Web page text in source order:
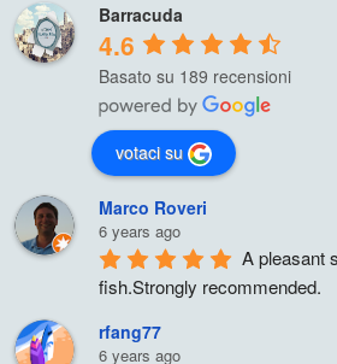
Barracuda
4.6
Basato su 189 recensioni
votaci su
Marco Roveri
6 years ago
A pleasant
fish.Strongly recommended.
rfang77
6 years ago